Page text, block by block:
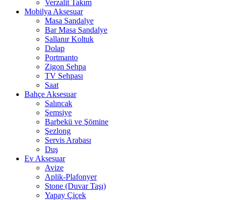
Verzalit Takım
Mobilya Aksesuar
Masa Sandalye
Bar Masa Sandalye
Sallanır Koltuk
Dolap
Portmanto
Zigon Sehpa
TV Sehpası
Saat
Bahçe Aksesuar
Salıncak
Şemsiye
Barbekü ve Şömine
Şezlong
Servis Arabası
Duş
Ev Aksesuar
Avize
Aplik-Plafonyer
Stone (Duvar Taşı)
Yapay Çiçek